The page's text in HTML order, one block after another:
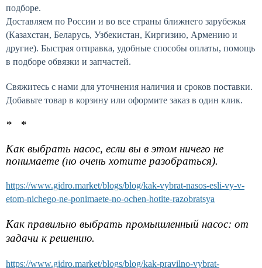
подборе.
Доставляем по России и во все страны ближнего зарубежья
(Казахстан, Беларусь, Узбекистан, Киргизию, Армению и
другие). Быстрая отправка, удобные способы оплаты, помощь
в подборе обвязки и запчастей.
Свяжитесь с нами для уточнения наличия и сроков поставки.
Добавьте товар в корзину или оформите заказ в один клик.
* *
Как выбрать насос, если вы в этом ничего не
понимаете (но очень хотите разобраться).
https://www.gidro.market/blogs/blog/kak-vybrat-nasos-esli-vy-v-
etom-nichego-ne-ponimaete-no-ochen-hotite-razobratsya
Как правильно выбрать промышленный насос: от
задачи к решению.
https://www.gidro.market/blogs/blog/kak-pravilno-vybrat-